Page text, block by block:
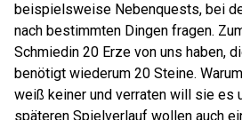
beispielsweise Nebenquests, bei
nach bestimmten Dingen fragen.
Schmiedin 20 Erze von uns haben,
benötigt wiederum 20 Steine.
weiß keiner und verraten will sie es
späteren Spielverlauf wollen auch